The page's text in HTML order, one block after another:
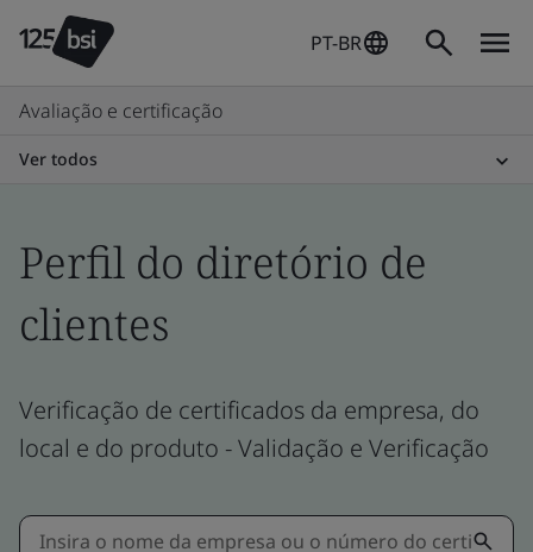
PT-BR
Avaliação e certificação
Ver todos
Perfil do diretório de
clientes
Verificação de certificados da empresa, do
local e do produto - Validação e Verificação